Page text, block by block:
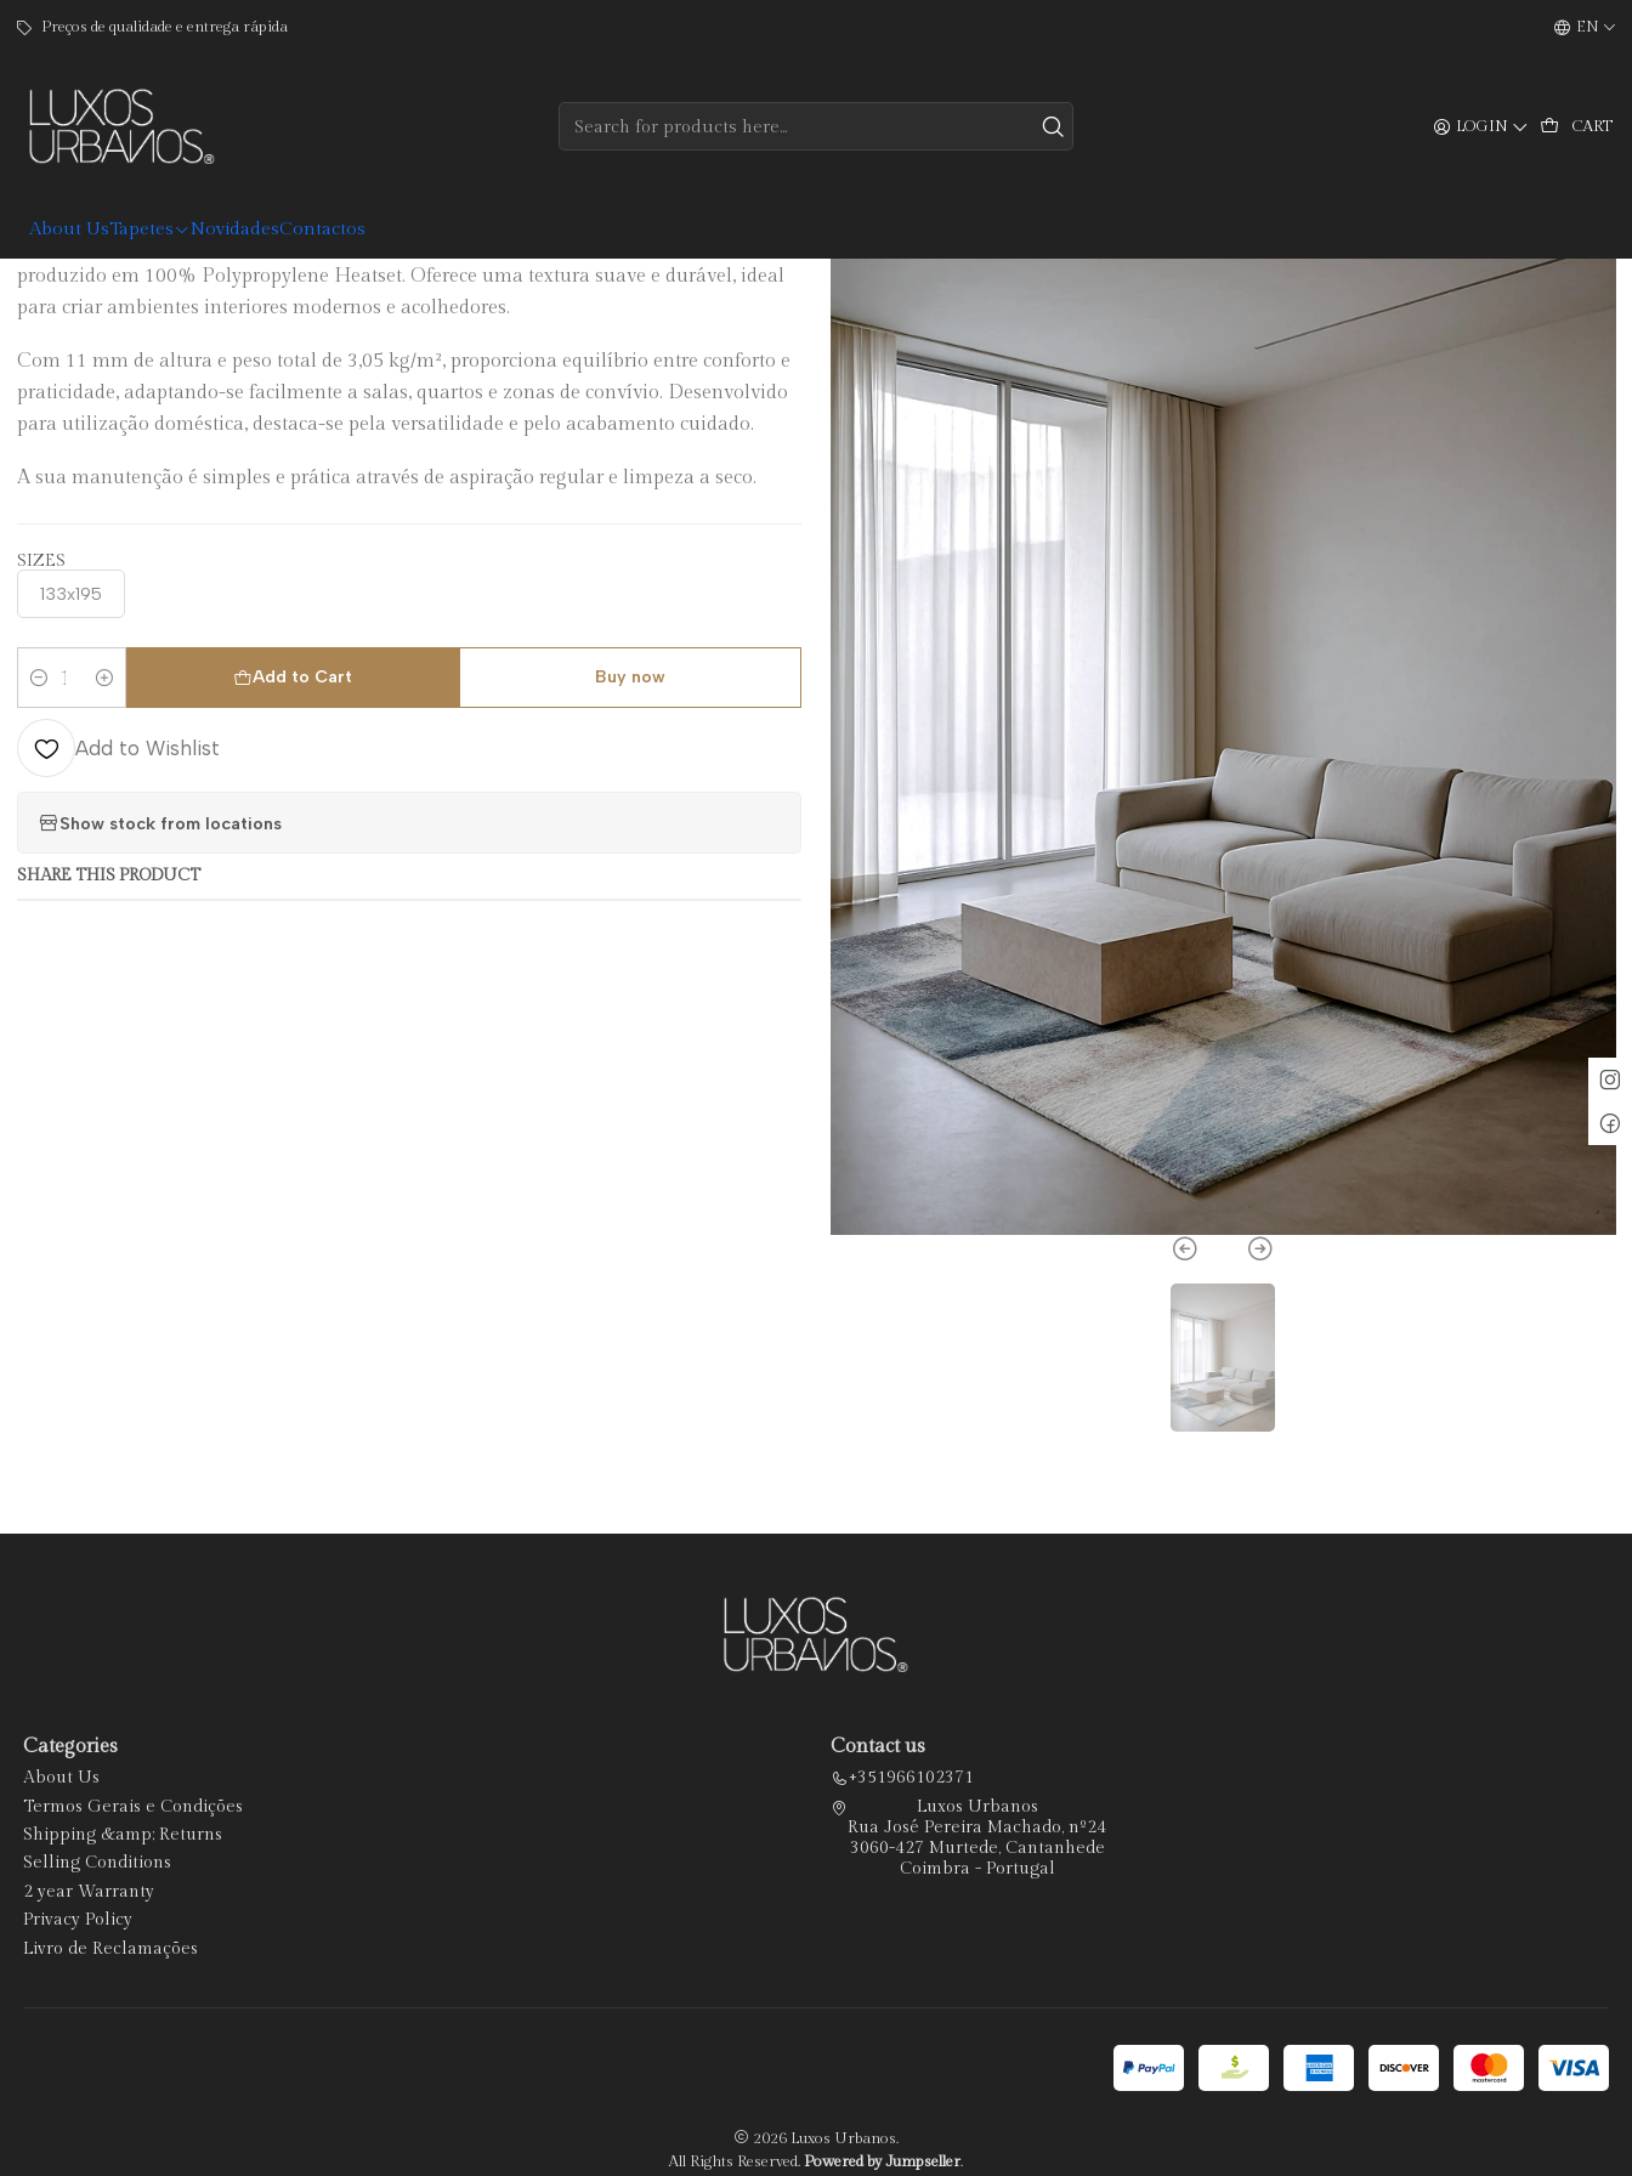
LOGIN CART
About UsTapetes NovidadesContactos
Preços de qualidade e entrega rápida EN
Copper
O Tapete Copper combina conforto, resistência e um design contemporâneo, sendo
produzido em 100% Polypropylene Heatset. Oferece uma textura suave e durável, ideal
para criar ambientes interiores modernos e acolhedores.
Com 11 mm de altura e peso total de 3,05 kg/m², proporciona equilíbrio entre conforto e
praticidade, adaptando-se facilmente a salas, quartos e zonas de convívio. Desenvolvido
para utilização doméstica, destaca-se pela versatilidade e pelo acabamento cuidado.
A sua manutenção é simples e prática através de aspiração regular e limpeza a seco.
SIZES
133x195
Quantity
Add to Cart Buy now
Add to Wishlist
Show stock from locations
SHARE THIS PRODUCT
Categories
About Us
Termos Gerais e Condições
Shipping &amp; Returns
Selling Conditions
2 year Warranty
Privacy Policy
Livro de Reclamações
Contact us
+351966102371
Luxos Urbanos
Rua José Pereira Machado, nº24
3060-427 Murtede, Cantanhede
Coimbra - Portugal
2026 Luxos Urbanos.
All Rights Reserved. Powered by Jumpseller.